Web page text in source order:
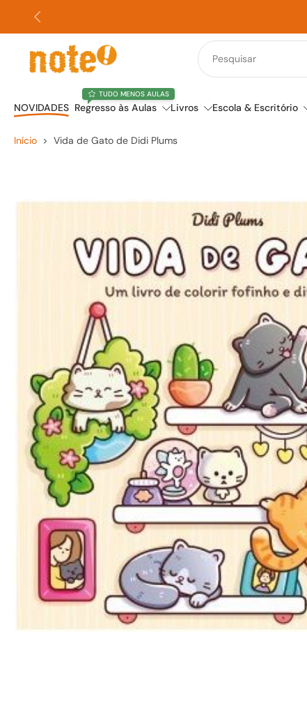
Saltar
para
conteúdo
NOVIDADES Regresso às Aulas
TUDO MENOS AULAS
Livros Escola & Escritório
Início > Vida de Gato de Didi Plums
informação